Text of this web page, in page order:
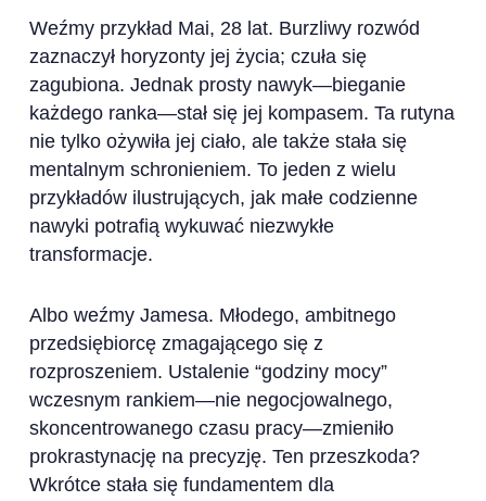
Weźmy przykład Mai, 28 lat. Burzliwy rozwód
zaznaczył horyzonty jej życia; czuła się
zagubiona. Jednak prosty nawyk—bieganie
każdego ranka—stał się jej kompasem. Ta rutyna
nie tylko ożywiła jej ciało, ale także stała się
mentalnym schronieniem. To jeden z wielu
przykładów ilustrujących, jak małe codzienne
nawyki potrafią wykuwać niezwykłe
transformacje.
Albo weźmy Jamesa. Młodego, ambitnego
przedsiębiorcę zmagającego się z
rozproszeniem. Ustalenie “godziny mocy”
wczesnym rankiem—nie negocjowalnego,
skoncentrowanego czasu pracy—zmieniło
prokrastynację na precyzję. Ten przeszkoda?
Wkrótce stała się fundamentem dla